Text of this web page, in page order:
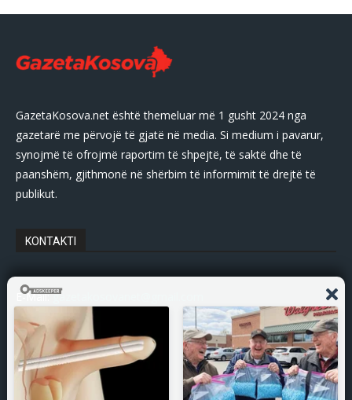
GazetaKosova.net është themeluar më 1 gusht 2024 nga
gazetarë me përvojë të gjatë në media. Si medium i pavarur,
synojmë të ofrojmë raportim të shpejtë, të saktë dhe të
paanshëm, gjithmonë në shërbim të informimit të drejtë të
publikut.
KONTAKTI
E-Mail:gazetakosovanet@gmail.com
Tel: +383 45 339 807